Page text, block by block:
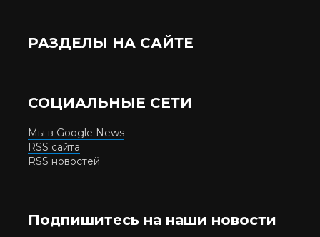
РАЗДЕЛЫ НА САЙТЕ
СОЦИАЛЬНЫЕ СЕТИ
Мы в Google News
RSS сайта
RSS новостей
Подпишитесь на наши новости